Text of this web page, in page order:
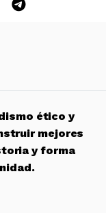
ético y
mejores
y forma